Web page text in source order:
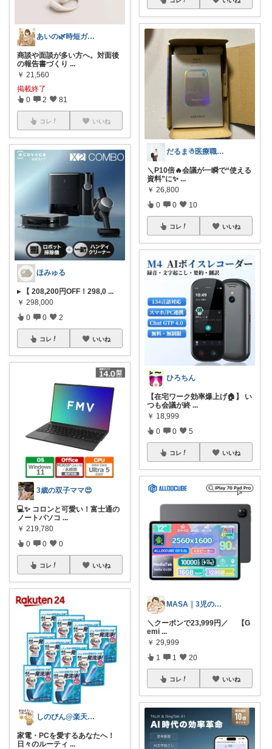
あいの🌿時短ガジェットと賢い暮らし
商談や面談が多い方へ。対面後
の報告書づくり ...
￥ 21,560
掲載終了
0 2 81
コレ いいね
ほみゅる
▸ 【 208,200円OFF！298,0 ...
￥ 298,000
0 0 2
コレ いいね
3歳の双子ママ😍
💻✨ コロンと可愛い！富士通の
ノートパソコ ...
￥ 219,780
0 0 0
コレ いいね
しのびん@楽天Room
家電・PCを愛するあなたへ！
日々のルーティ ...
だるま☃︎医療職ママ
＼P10倍🔥会議が一瞬で“使える
資料”に✨ ...
￥ 26,800
0 0 10
コレ いいね
ひろちん
【在宅ワーク効率爆上げ🏠】 い
つも会議が終 ...
￥ 18,999
0 0 5
コレ いいね
MASA｜3児の育休パパ
＼クーポンで23,999円／ 【G
emi ...
￥ 29,999
1 1 20
コレ いいね